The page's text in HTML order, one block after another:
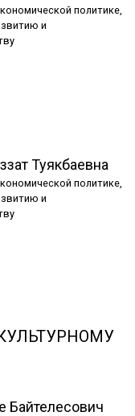
политике,
и
Туякбаевна
политике,
и
Байтелесович